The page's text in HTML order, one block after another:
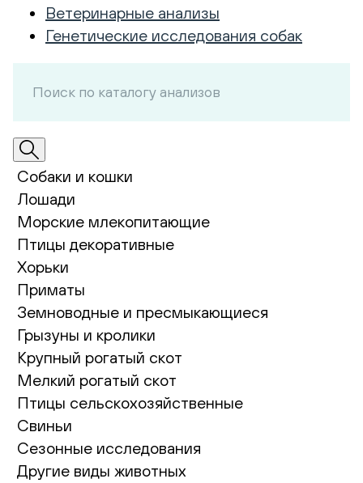
Ветеринарные анализы
Генетические исследования собак
Собаки и кошки
Лошади
Морские млекопитающие
Птицы декоративные
Хорьки
Приматы
Земноводные и пресмыкающиеся
Грызуны и кролики
Крупный рогатый скот
Мелкий рогатый скот
Птицы сельскохозяйственные
Свиньи
Сезонные исследования
Другие виды животных